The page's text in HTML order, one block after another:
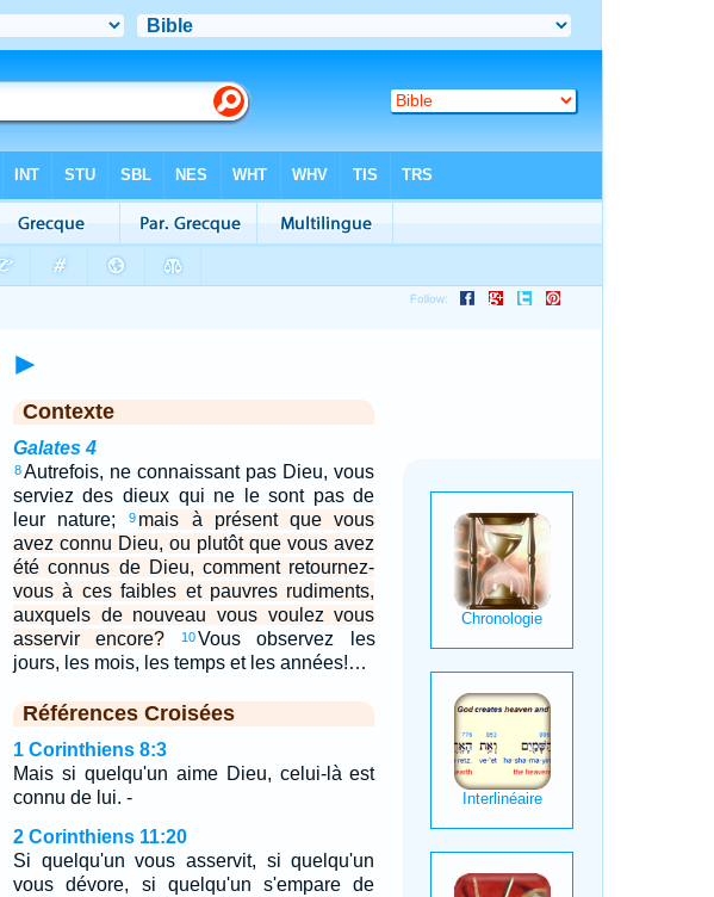
►
Contexte
Galates 4
8Autrefois, ne connaissant pas Dieu, vous
serviez des dieux qui ne le sont pas de
leur nature;
9 mais à présent que vous
avez connu Dieu, ou plutôt que vous avez
été connus de Dieu, comment retournez-
vous à ces faibles et pauvres rudiments,
auxquels de nouveau vous voulez vous
asservir encore?
10Vous observez les
jours, les mois, les temps et les années!…
Références Croisées
1 Corinthiens 8:3
Mais si quelqu'un aime Dieu, celui-là est
connu de lui. -
2 Corinthiens 11:20
Si quelqu'un vous asservit, si quelqu'un
vous dévore, si quelqu'un s'empare de